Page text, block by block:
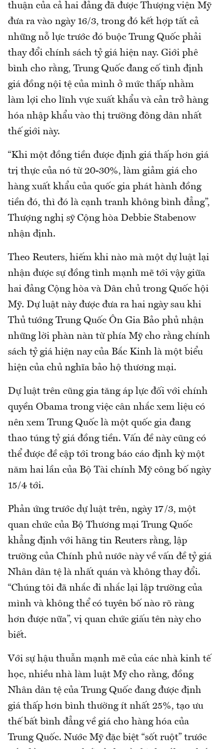
thuận của cả hai đảng đã được Thượng viện Mỹ
đưa ra vào ngày 16/3, trong đó kết hợp tất cả
những nỗ lực trước đó buộc Trung Quốc phải
thay đổi chính sách tỷ giá hiện nay. Giới phê
bình cho rằng, Trung Quốc đang cố tình định
giá đồng nội tệ của mình ở mức thấp nhằm
làm lợi cho lĩnh vực xuất khẩu và cản trở hàng
hóa nhập khẩu vào thị trường đông dân nhất
thế giới này.
“Khi một đồng tiền được định giá thấp hơn giá
trị thực của nó từ 20-30%, làm giảm giá cho
hàng xuất khẩu của quốc gia phát hành đồng
tiền đó, thì đó là cạnh tranh không bình đẳng”,
Thượng nghị sỹ Cộng hòa Debbie Stabenow
nhận định.
Theo Reuters, hiếm khi nào mà một dự luật lại
nhận được sự đồng tình mạnh mẽ tới vậy giữa
hai đảng Cộng hòa và Dân chủ trong Quốc hội
Mỹ. Dự luật này được đưa ra hai ngày sau khi
Thủ tướng Trung Quốc Ôn Gia Bảo phủ nhận
những lời phàn nàn từ phía Mỹ cho rằng chính
sách tỷ giá hiện nay của Bắc Kinh là một biểu
hiện của chủ nghĩa bảo hộ thương mại.
Dự luật trên cũng gia tăng áp lực đối với chính
quyền Obama trong việc cân nhắc xem liệu có
nên xem Trung Quốc là một quốc gia đang
thao túng tỷ giá đồng tiền. Vấn đề này cũng có
thể được đề cập tới trong báo cáo định kỳ một
năm hai lần của Bộ Tài chính Mỹ công bố ngày
15/4 tới.
Phản ứng trước dự luật trên, ngày 17/3, một
quan chức của Bộ Thương mại Trung Quốc
khẳng định với hãng tin Reuters rằng, lập
trường của Chính phủ nước này về vấn đề tỷ giá
Nhân dân tệ là nhất quán và không thay đổi.
“Chúng tôi đã nhắc đi nhắc lại lập trường của
mình và không thể có tuyên bố nào rõ ràng
hơn được nữa”, vị quan chức giấu tên này cho
biết.
Với sự hậu thuẫn mạnh mẽ của các nhà kinh tế
học, nhiều nhà làm luật Mỹ cho rằng, đồng
Nhân dân tệ của Trung Quốc đang được định
giá thấp hơn bình thường ít nhất 25%, tạo ưu
thế bất bình đẳng về giá cho hàng hóa của
Trung Quốc. Nước Mỹ đặc biệt “sốt ruột” trước